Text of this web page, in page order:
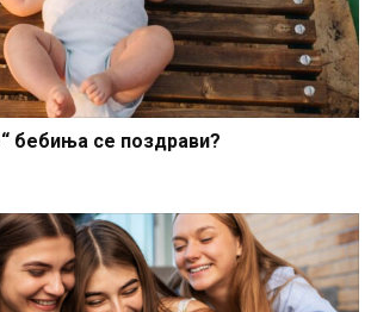
бебиња се поздрави?